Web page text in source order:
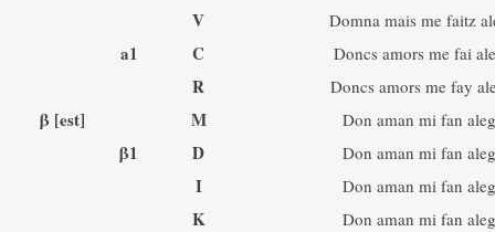
V Domna mais me faitz
a1 C Doncs amors me fai
R Doncs amors me fay
β [est] M Don aman mi fan
β1 D Don aman mi fan
I Don aman mi fan
K Don aman mi fan